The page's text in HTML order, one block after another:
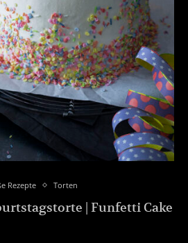
Rezepte Torten
| Funfetti Cake